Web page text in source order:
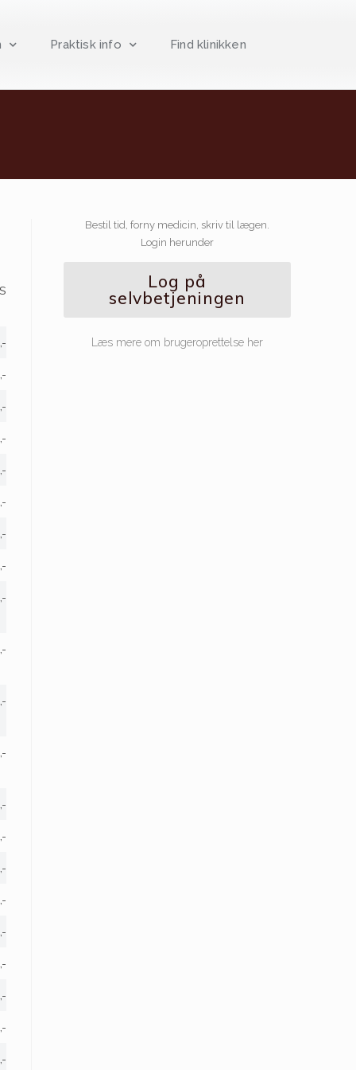
Praktisk info Find klinikken
Bestil tid, forny medicin, skriv til lægen.
Login herunder
Log på
selvbetjeningen
Læs mere om brugeroprettelse her